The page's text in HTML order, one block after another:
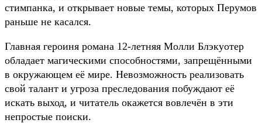
стимпанка, и открывает новые темы, которых Перумов
раньше не касался.
Главная героиня романа 12-летняя Молли Блэкуотер
обладает магическими способностями, запрещёнными
в окружающем её мире. Невозможность реализовать
свой талант и угроза преследования побуждают её
искать выход, и читатель окажется вовлечён в эти
непростые поиски.